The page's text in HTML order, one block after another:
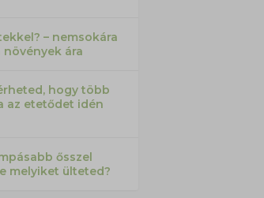
– nemsokára
ára
hogy több
az etetődet idén
ősszel
melyiket ülteted?